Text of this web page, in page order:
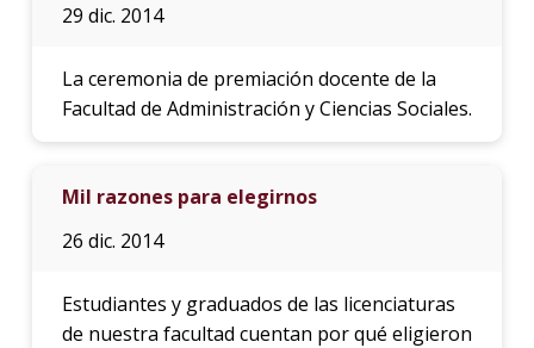
29 dic. 2014
La ceremonia de premiación docente de la
Facultad de Administración y Ciencias Sociales.
Mil razones para elegirnos
26 dic. 2014
Estudiantes y graduados de las licenciaturas
de nuestra facultad cuentan por qué eligieron